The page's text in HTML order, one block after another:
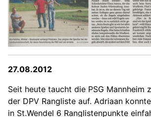
27.08.2012
Seit heute taucht die PSG Mannheim
der DPV Rangliste auf. Adriaan
in St.Wendel 6 Ranglistenpunkte